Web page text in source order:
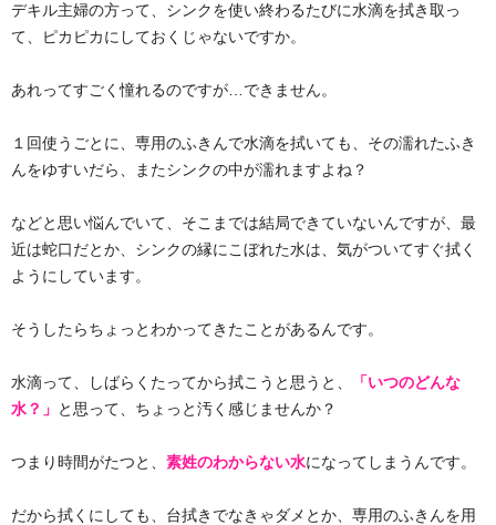
デキル主婦の方って、シンクを使い終わるたびに水滴を拭き取っ
て、ピカピカにしておくじゃないですか。
あれってすごく憧れるのですが…できません。
１回使うごとに、専用のふきんで水滴を拭いても、その濡れたふき
んをゆすいだら、またシンクの中が濡れますよね？
などと思い悩んでいて、そこまでは結局できていないんですが、最
近は蛇口だとか、シンクの縁にこぼれた水は、気がついてすぐ拭く
ようにしています。
そうしたらちょっとわかってきたことがあるんです。
水滴って、しばらくたってから拭こうと思うと、
「いつのどんな
水？」 と思って、ちょっと汚く感じませんか？
つまり時間がたつと、 素姓のわからない水になってしまうんです。
だから拭くにしても、台拭きでなきゃダメとか、専用のふきんを用